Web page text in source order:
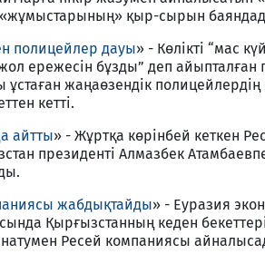
«жұмыстарының» қыр-сырын
полицейлер дауы» - Көлікті “мас
ережесін бұзды” деп айыпталған
жаңаөзендік полицейлердің
кетті.
айтты» - Жұртқа көрінбей кеткен
президенті Алмазбек
жабдықтайды» - Еуразия
Қырғызстанның кеден
Ресей компаниясы